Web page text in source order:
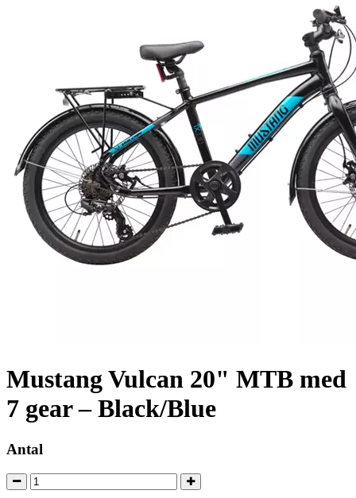
Mustang Vulcan 20" MTB med
7 gear – Black/Blue
Antal